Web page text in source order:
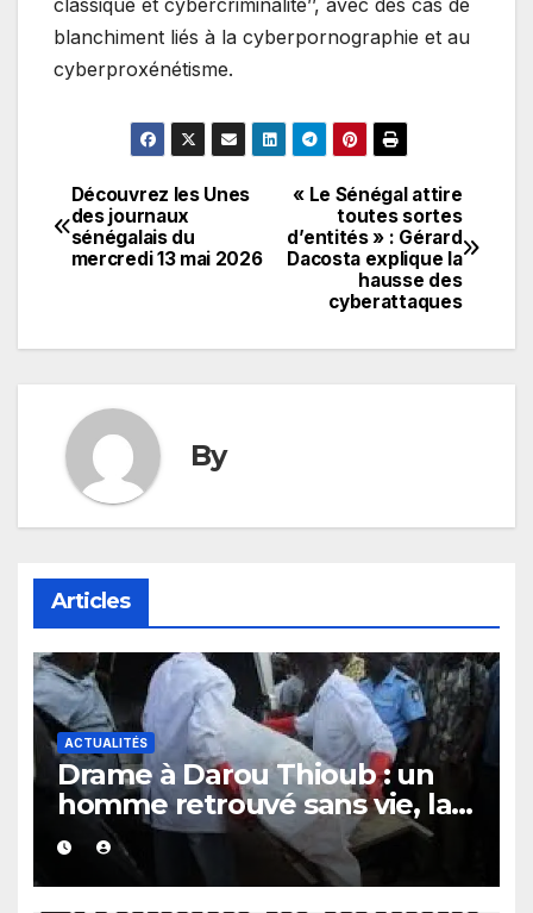
blanchiment liés à la cyberpornographie et au
cyberproxénétisme.
Navigation
de
« Le Sénégal attire
toutes sortes
d’entités » : Gérard
Dacosta explique la
hausse des
cyberattaques
Découvrez les Unes
des journaux
sénégalais du
mercredi 13 mai 2026
By
Articles
ACTUALITÉS
Drame à Darou Thioub : un
homme retrouvé sans vie, la
présence de traces de sang
alimente les premières
investigations.